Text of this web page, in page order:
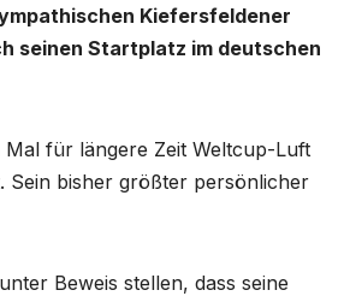
Kiefersfeldener
seinen Startplatz im deutschen
für längere Zeit Weltcup-Luft
Sein bisher größter persönlicher
Beweis stellen, dass seine